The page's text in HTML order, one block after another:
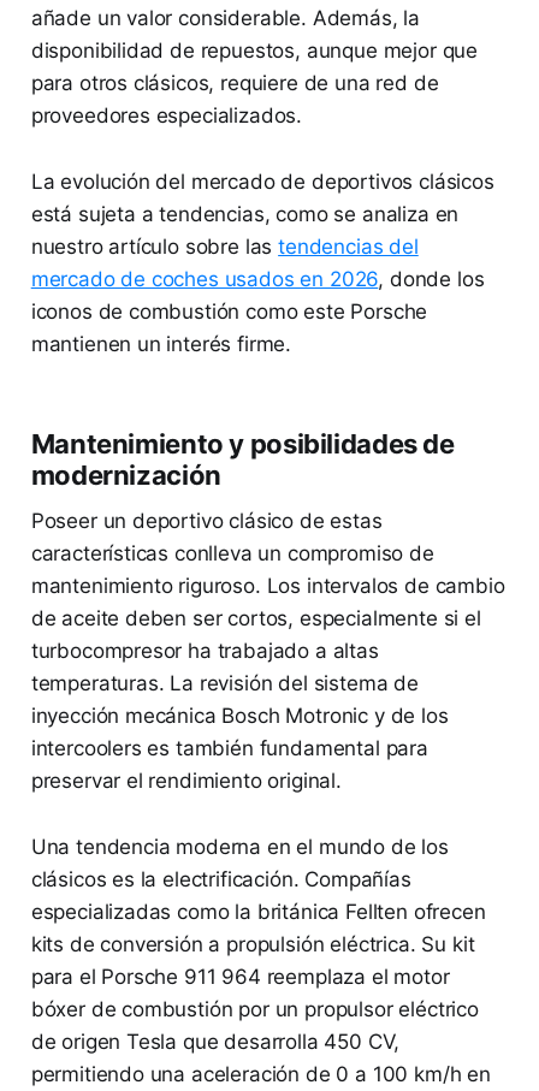
añade un valor considerable. Además, la
disponibilidad de repuestos, aunque mejor que
para otros clásicos, requiere de una red de
proveedores especializados.
La evolución del mercado de deportivos clásicos
está sujeta a tendencias, como se analiza en
nuestro artículo sobre lastendencias del
mercado de coches usados en 2026, donde los
iconos de combustión como este Porsche
mantienen un interés firme.
Mantenimiento y posibilidades de
modernización
Poseer un deportivo clásico de estas
características conlleva un compromiso de
mantenimiento riguroso. Los intervalos de cambio
de aceite deben ser cortos, especialmente si el
turbocompresor ha trabajado a altas
temperaturas. La revisión del sistema de
inyección mecánica Bosch Motronic y de los
intercoolers es también fundamental para
preservar el rendimiento original.
Una tendencia moderna en el mundo de los
clásicos es la electrificación. Compañías
especializadas como la británica Fellten ofrecen
kits de conversión a propulsión eléctrica. Su kit
para el Porsche 911 964 reemplaza el motor
bóxer de combustión por un propulsor eléctrico
de origen Tesla que desarrolla 450 CV,
permitiendo una aceleración de 0 a 100 km/h en